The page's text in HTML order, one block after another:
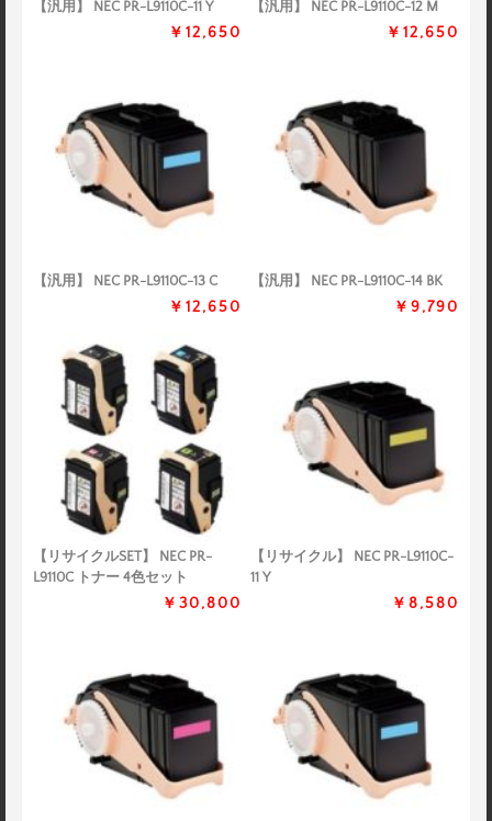
【汎用】 NEC PR-L9110C-11 Y
￥12,650
【汎用】 NEC PR-L9110C-12 M
￥12,650
【汎用】 NEC PR-L9110C-13 C
￥12,650
【汎用】 NEC PR-L9110C-14 BK
￥9,790
【リサイクルSET】 NEC PR-
L9110C トナー 4色セット
￥30,800
【リサイクル】 NEC PR-L9110C-
11 Y
￥8,580